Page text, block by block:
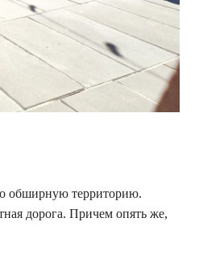
обширную территорию.
дорога. Причем опять же,